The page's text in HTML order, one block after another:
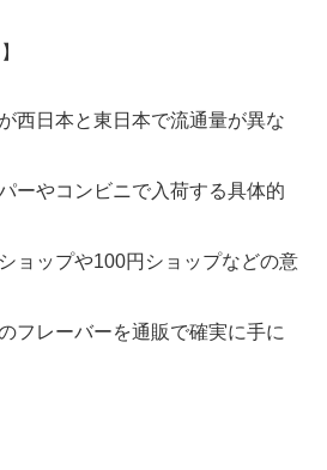
西日本と東日本で流通量が異な
ーやコンビニで入荷する具体的
ョップや100円ショップなどの意
フレーバーを通販で確実に手に